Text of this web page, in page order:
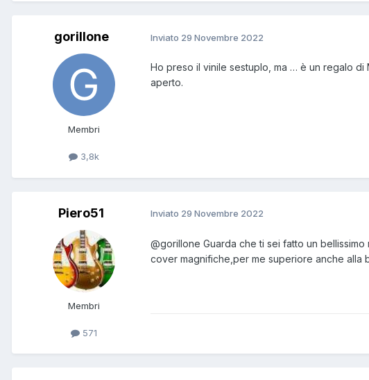
gorillone
Membri
3,8k
Inviato 29 Novembre 2022
Ho preso il vinile sestuplo, ma … è un regalo di
aperto.
Piero51
Membri
571
Inviato 29 Novembre 2022
@gorillone Guarda che ti sei fatto un
cover magnifiche,per me superiore anche alla